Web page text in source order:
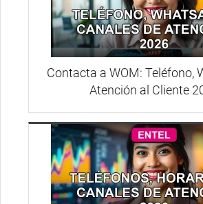
Contacta a WOM: Teléfono,
Atención al Cliente